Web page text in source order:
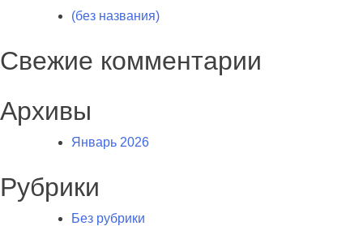
(без названия)
Свежие комментарии
Архивы
Январь 2026
Рубрики
Без рубрики